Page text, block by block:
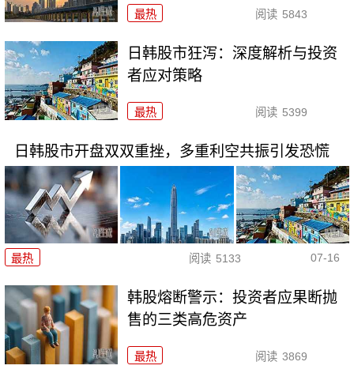
最热 阅读 5843
日韩股市狂泻：深度解析与投资
者应对策略
最热 阅读 5399
日韩股市开盘双双重挫，多重利空共振引发恐慌
最热 阅读 5133 07-16
韩股熔断警示：投资者应果断抛
售的三类高危资产
最热 阅读 3869